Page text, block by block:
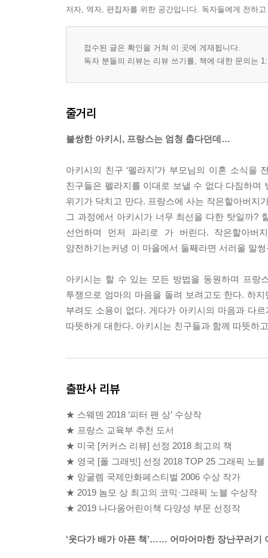
저자, 역자, 편집자를 위한 공간입니다. 독자들에게 전하
접수된 글은 확인을 거쳐 이 곳에 게재됩니다.
독자 분들의 리뷰는 리뷰 쓰기를, 책에 대한 문의는
줄거리
불쌍한 아키시, 프랑스는 엄청 춥다던데…
아키시의 친구 ‘펠라지’가 부모님의 이혼 소식
친구들은 펠라지를 이대로 보낼 수 없다 다짐하
위기가 닥치고 만다. 프랑스에 사는 작은할아버지
그 과정에서 아키시가 너무 최선을 다한 탓일까?
선언하며 먼저 파리로 가 버린다. 작은할아
얌전하기는커녕 이 마을에서 둘째라면 서러울 말
아키시는 할 수 있는 모든 방법을 동원하며 프랑
투쟁으로 엄마의 마음을 돌려 보려고도 한다. 하
부려도 소용이 없다. 게다가 아키시의 마음과 다
따뜻하게 대한다. 아키시는 친구들과 함께 따뜻하
출판사 리뷰
★ 스웨덴 2018 ‘피터 팬 상’ 수상작
★ 프랑스 교육부 추천 도서
★ 미국 [커커스 리뷰] 선정 2018 최고의 책
★ 영국 [폴 그래빗] 선정 2018 TOP 25 그래픽 노블
★ 앙굴렘 국제만화페스티벌 2006 수상 작가
★ 2019 놈모 상 최고의 코믹·그래픽 노블 수상작
★ 2019 나다움어린이책 다양성 부문 선정작
‘웃다가 배가 아픈 책’…… 어마어마한 장난꾸러기